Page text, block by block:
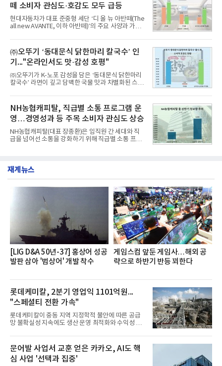
자 빅데이터 91,102,549건을 분석한 결과, 한국전력
공사가 브랜드평판지수 10,670,633을 기록하며 8월
1위에 올랐다고 밝혔다. 분석에 활용된 빅데이터는 지
난 7월(88,893,823건) 대비 2.48% 증가한 수치다.연
수력원자력, 한국석
떼 소비자 관심도·호감도 모두 급등
현대자동차가 대표 준중형 세단 ‘디 올 뉴 아반떼(The
all new AVANTE, 이하 아반떼)’의 주요 사양과 가격
떼는 6년 만에 선보이는 8세대 완전변경 모델로, ▲정
교한 선과 면을 중심으로 완성한 파격적인 디자인 ▲
과거 중형 세단 수준으로 확대된 차체 제원 ▲글로벌
최고 수준의 안전성 ▲성능과 효율을 동시에 높인 주
행 완성도 ▲첨단 편의 및 디지털 사양 적용 등을 통해
글로벌 준중형 세단의 새로운 기준을 세웠다.아반떼
는 가솔린 2.0과 1.6 하이브리드 두 가지 파워트레인
넘
㈜오뚜기 ‘동대문식 닭한마리 칼국수’ 인
기..."온라인서도 맛·감성 호평"
㈜오뚜기가 K-노포 감성을 담은 ‘동대문식 닭한마리
칼국수’ 라면이 깊고 담백한 국물 맛과 차별화된 스토
혔다.‘동대문식 닭한마리 칼국수’는 예상을 뛰어넘는
소비자 호응에 힘입어 지난 7월 13일 첫 선을 보인 지
단 18일 만에 누적 판매량 50만 개를 돌파하는 성과를
거두었다.이번 신제품은 개발진이 전국의 닭한마리
전문점을 직접 찾아 다니며 최적의 육수 비율을 완성
했다. 자극적이지 않으면서도 깊은 닭육수에 마늘의
개운한 풍미를 더했으며, 국물이 잘 배어들면서도 쫄
서도
NH농협캐피탈, 직급별 소통 프로그램 운
영…경영성과 등 주목 소비자 관심도 상승
NH농협캐피탈(대표 장종환)은 임직원 간 세대와 직
급을 넘어선 소통을 강화하기 위해 직급별 소통 프로
영지원부 홍보팀과 2026년 새로이(e)＊가 공동 주관
쳐 진행됐다.참고로 새로이(e)는 NH농협캐피탈 MZ
세대들로(과장~계장) 구성된 자율 참여조직으로, 조
직문화 혁신과 업무 효율성 향상을 위한 다양한 활동
을 추진하며,새로운 변화와 이로운 영향력을 조직전
반에 전파하는 역할
재계뉴스
[LIG D&A 50년-37] 홍상어 성공
발판 삼아 '범상어' 개발 착수
게임스컴 앞둔 게임사…해외 공
략으로 하반기 반등 꾀한다
롯데케미칼, 2분기 영업익 1101억원...
"스페셜티 전환 가속"
롯데케미칼이 중동 지역 지정학적 불안에 따른 공급
망 불확실성 지속에도 생산 운영 최적화와 수익성 중
어갔다.롯데케미칼이 2026년 2분기 연결 기준 매출
액 5조6864억원, 영업이익 1101억원을 기록했다고 7
일 밝혔다. 사업별로는 기초화학 부문(롯데케미칼 기
초소재사업·LC타이탄·LC USA·롯데대산석화)이 매
문어발 사업서 교훈 얻은 카카오, AI도 핵
심 사업 '선택과 집중'